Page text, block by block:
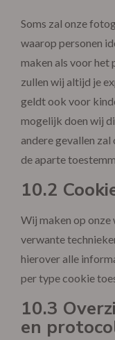
Soms zal onze
waarop personen
maken als voor
zullen wij altijd je
geldt ook voor
mogelijk doen wij
andere gevallen
de aparte
10.2
Wij maken op
verwante
hierover alle
per type cookie
10.3
en